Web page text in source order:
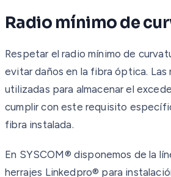
Radio mínimo de
Respetar el radio mínimo de
evitar daños en la fibra óptica. Las
utilizadas para almacenar el
cumplir con este requisito
fibra instalada.
En SYSCOM® disponemos de la
herrajes Linkedpro® para